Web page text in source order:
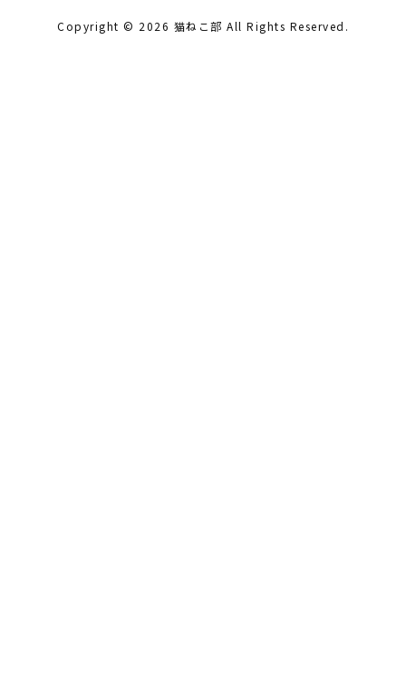
Copyright © 2026 猫ねこ部 All Rights Reserved.